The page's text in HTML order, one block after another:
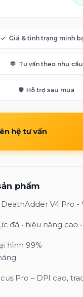
✓ Giá & tình trạng minh
💬 Tư vấn theo nhu cầu
🛡️ Hỗ trợ sau mua
hệ tư vấn
phẩm
V4 Pro -
đã • hiệu năng cao
hình 99%
Pro – DPI cao,